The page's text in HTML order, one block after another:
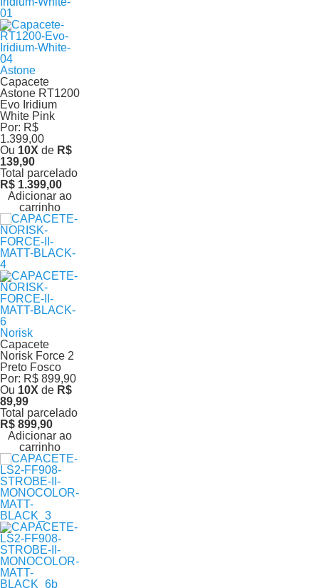
Astone
Capacete
Astone RT1200
Evo Iridium
White Pink
Por: R$
1.399,00
Ou 10X de R$
139,90
Total parcelado
R$ 1.399,00
Adicionar ao
carrinho
Norisk
Capacete
Norisk Force 2
Preto Fosco
Por: R$ 899,90
Ou 10X de R$
89,99
Total parcelado
R$ 899,90
Adicionar ao
carrinho